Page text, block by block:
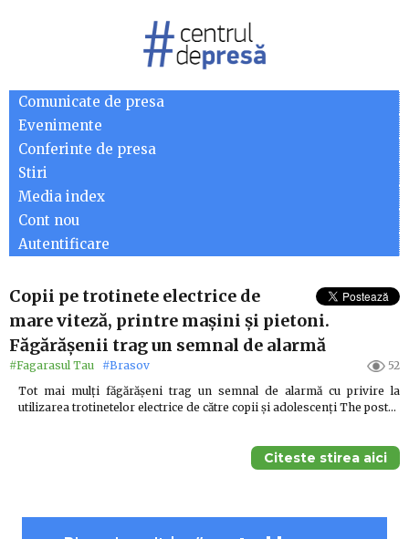
Comunicate de presa
Evenimente
Conferinte de presa
Stiri
Media index
Cont nou
Autentificare
Copii pe trotinete electrice de
mare viteză, printre mașini și pietoni.
Făgărășenii trag un semnal de alarmă
#Fagarasul Tau #Brasov
52
Tot mai mulți făgărășeni trag un semnal de alarmă cu privire la
utilizarea trotinetelor electrice de către copii și adolescenți The post…
Citeste stirea aici